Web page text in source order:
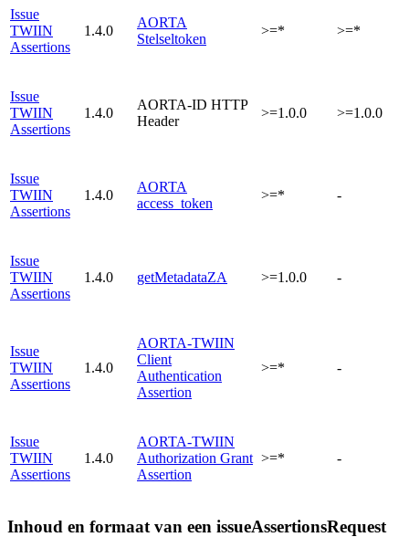
Issue
TWIIN
Assertions
1.4.0
AORTA
Stelseltoken
>=* >=*
Issue
TWIIN
Assertions
1.4.0
AORTA-ID HTTP
Header
>=1.0.0 >=1.0.0
Issue
TWIIN
Assertions
1.4.0
AORTA
access_token
>=* -
Issue
TWIIN
Assertions
1.4.0 getMetadataZA >=1.0.0 -
Issue
TWIIN
Assertions
1.4.0
AORTA-TWIIN
Client
Authentication
Assertion
>=* -
Issue
TWIIN
Assertions
1.4.0
AORTA-TWIIN
Authorization Grant
Assertion
>=* -
Inhoud en formaat van een issueAssertionsRequest